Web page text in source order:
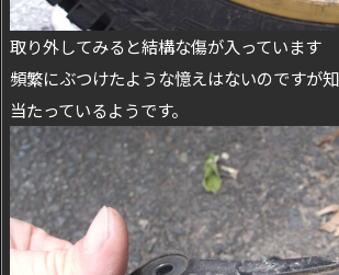
取り外してみると結構な傷が入っています
頻繁にぶつけたような憶えはないのですが
当たっているようです。